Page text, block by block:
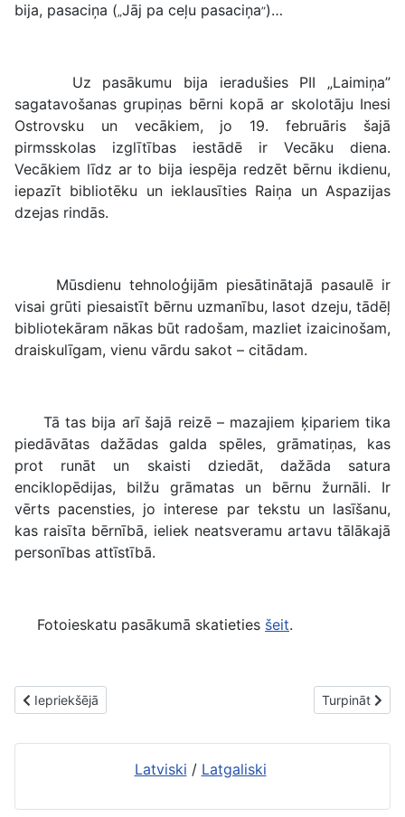
bija, pasaciņa („Jāj pa ceļu pasaciņa”)…
Uz pasākumu bija ieradušies PII „Laimiņa”
sagatavošanas grupiņas bērni kopā ar skolotāju Inesi
Ostrovsku un vecākiem, jo 19. februāris šajā
pirmsskolas izglītības iestādē ir Vecāku diena.
Vecākiem līdz ar to bija iespēja redzēt bērnu ikdienu,
iepazīt bibliotēku un ieklausīties Raiņa un Aspazijas
dzejas rindās.
Mūsdienu tehnoloģijām piesātinātajā pasaulē ir
visai grūti piesaistīt bērnu uzmanību, lasot dzeju, tādēļ
bibliotekāram nākas būt radošam, mazliet izaicinošam,
draiskulīgam, vienu vārdu sakot – citādam.
Tā tas bija arī šajā reizē – mazajiem ķipariem tika
piedāvātas dažādas galda spēles, grāmatiņas, kas
prot runāt un skaisti dziedāt, dažāda satura
enciklopēdijas, bilžu grāmatas un bērnu žurnāli. Ir
vērts pacensties, jo interese par tekstu un lasīšanu,
kas raisīta bērnībā, ieliek neatsveramu artavu tālākajā
personības attīstībā.
Fotoieskatu pasākumā skatieties šeit.
Iepriekšējais raksts: Internets un enciklopēdijas: konkurenti
Iepriekšējā Nākamais
Turpināt
Latviski / Latgaliski